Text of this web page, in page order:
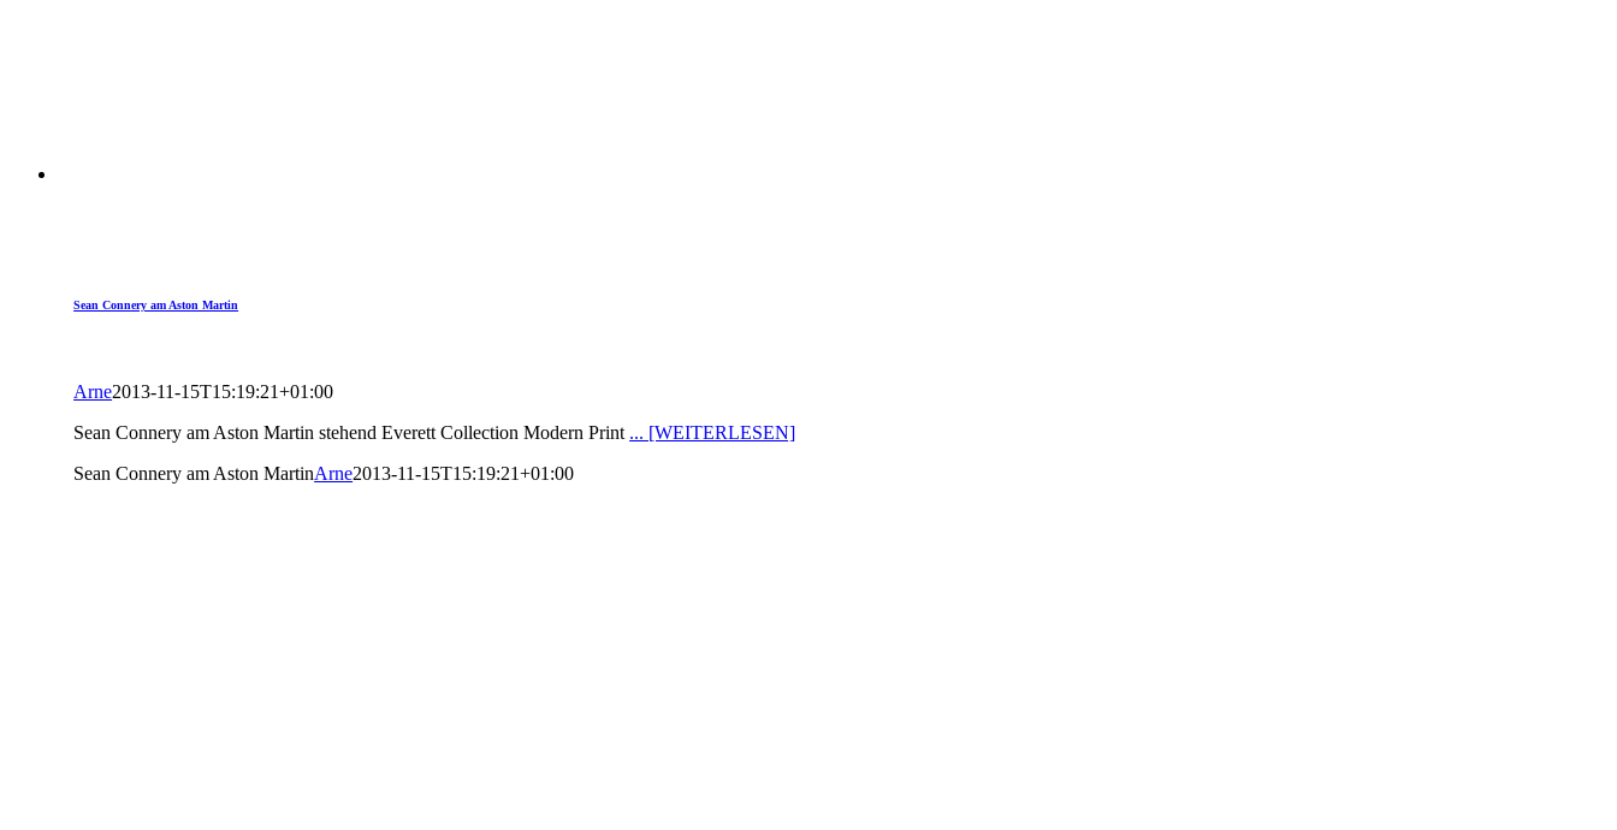
Sean Connery am Aston Martin
Arne2013-11-15T15:19:21+01:00
Sean Connery am Aston Martin stehend Everett Collection Modern Print ... [WEITERLESEN]
Sean Connery am Aston MartinArne2013-11-15T15:19:21+01:00